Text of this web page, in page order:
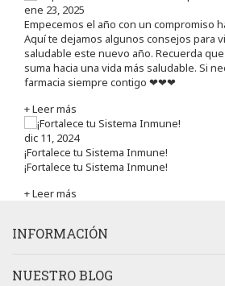
ene 23, 2025
Empecemos el año con un compromiso
Aquí te dejamos algunos consejos para
saludable este nuevo año. Recuerda
suma hacia una vida más saludable. Si
farmacia siempre contigo ❤❤❤
+ Leer más
dic 11, 2024
¡Fortalece tu Sistema Inmune!
¡Fortalece tu Sistema Inmune!
+ Leer más
INFORMACIÓN
NUESTRO BLOG